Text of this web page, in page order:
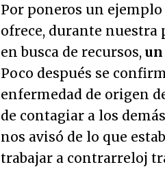
Por poneros un
ofrece, durante nuestra
en busca de recursos,
Poco después se
enfermedad de origen
de contagiar a los
nos avisó de lo que
trabajar a contrarreloj